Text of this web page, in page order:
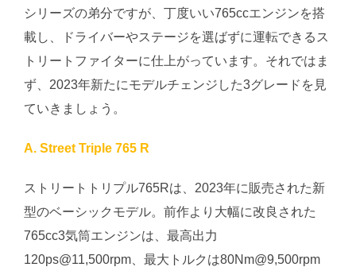
シリーズの弟分ですが、丁度いい765ccエンジンを搭
載し、ドライバーやステージを選ばずに運転できるス
トリートファイターに仕上がっています。それではま
ず、2023年新たにモデルチェンジした3グレードを見
ていきましょう。
A. Street Triple 765 R
ストリートトリプル765Rは、2023年に販売された新
型のベーシックモデル。前作より大幅に改良された
765cc3気筒エンジンは、最高出力
120ps@11,500rpm、最大トルクは80Nm@9,500rpm